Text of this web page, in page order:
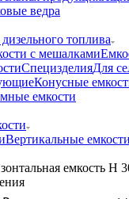
ведра
топлива
с мешалками
СпецизделияДля
Конусные
емкости
Вертикальные емкости
емкость H